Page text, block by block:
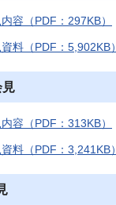
容（PDF：297KB）
料（PDF：5,902KB）
見
容（PDF：313KB）
料（PDF：3,241KB）